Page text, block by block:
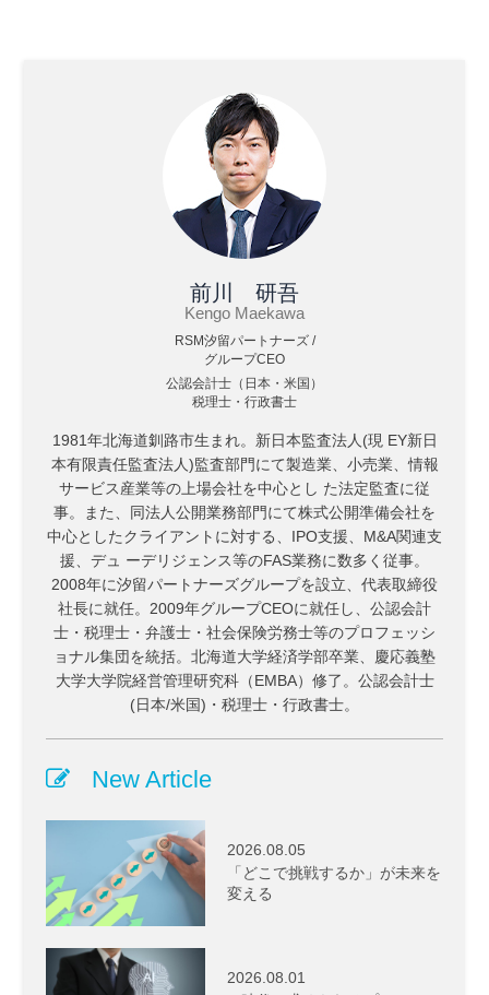
前川 研吾
Kengo Maekawa
RSM汐留パートナーズ /
グループCEO
公認会計士（日本・米国）
税理士・行政書士
1981年北海道釧路市生まれ。新日本監査法人(現 EY新日
本有限責任監査法人)監査部門にて製造業、小売業、情報
サービス産業等の上場会社を中心とし た法定監査に従
事。また、同法人公開業務部門にて株式公開準備会社を
中心としたクライアントに対する、IPO支援、M&A関連支
援、デュ ーデリジェンス等のFAS業務に数多く従事。
2008年に汐留パートナーズグループを設立、代表取締役
社長に就任。2009年グループCEOに就任し、公認会計
士・税理士・弁護士・社会保険労務士等のプロフェッシ
ョナル集団を統括。北海道大学経済学部卒業、慶応義塾
大学大学院経営管理研究科（EMBA）修了。公認会計士
(日本/米国)・税理士・行政書士。
New Article
2026.08.05
「どこで挑戦するか」が未来を
変える
2026.08.01